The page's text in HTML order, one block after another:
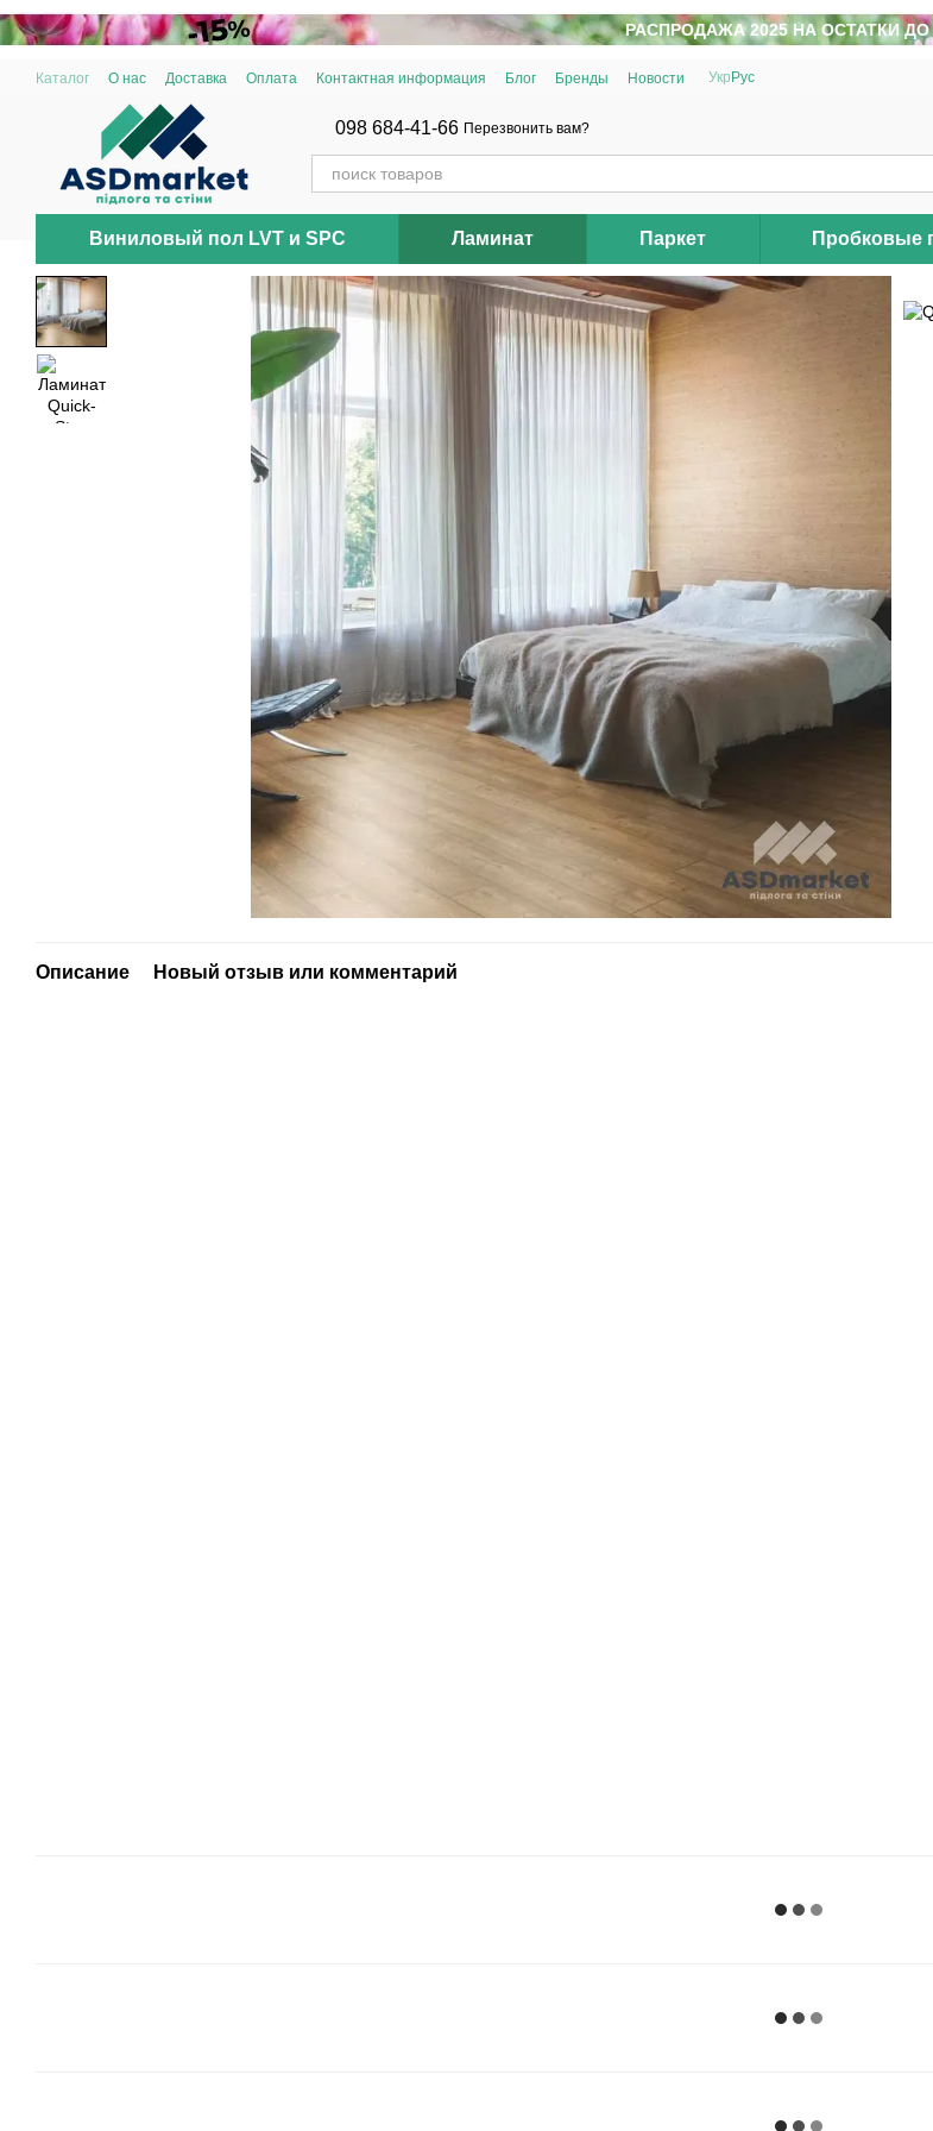
Перейти к основному контенту
РАСПРОДАЖА 2025 НА ОСТАТКИ ДО
Каталог О нас Доставка Оплата Контактная информация Блог Бренды Новости Укр Рус
098 684-41-66 Перезвонить вам?
Виниловый пол LVT и SPC Ламинат Паркет Пробковые
Описание Новый отзыв или комментарий